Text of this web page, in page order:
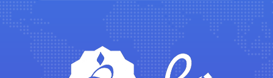
Kati
emami